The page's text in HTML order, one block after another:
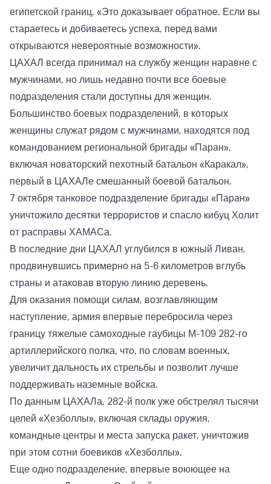
египетской границ. «Это доказывает обратное. Если вы
стараетесь и добиваетесь успеха, перед вами
открываются невероятные возможности».
ЦАХАЛ всегда принимал на службу женщин наравне с
мужчинами, но лишь недавно почти все боевые
подразделения стали доступны для женщин.
Большинство боевых подразделений, в которых
женщины служат рядом с мужчинами, находятся под
командованием региональной бригады «Паран»,
включая новаторский пехотный батальон «Каракал»,
первый в ЦАХАЛе смешанный боевой батальон.
7 октября танковое подразделение бригады «Паран»
уничтожило десятки террористов и спасло кибуц Холит
от расправы ХАМАСа.
В последние дни ЦАХАЛ углубился в южный Ливан,
продвинувшись примерно на 5-6 километров вглубь
страны и атаковав вторую линию деревень.
Для оказания помощи силам, возглавляющим
наступление, армия впервые перебросила через
границу тяжелые самоходные гаубицы М-109 282-го
артиллерийского полка, что, по словам военных,
увеличит дальность их стрельбы и позволит лучше
поддерживать наземные войска.
По данным ЦАХАЛа, 282-й полк уже обстрелял тысячи
целей «Хезболлы», включая склады оружия,
командные центры и места запуска ракет, уничтожив
при этом сотни боевиков «Хезболлы».
Еще одно подразделение, впервые воюющее на